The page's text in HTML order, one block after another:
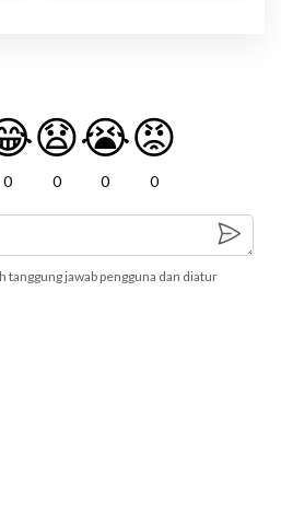
0
😧
0
😭
0
😡
0
tanggung jawab pengguna dan diatur